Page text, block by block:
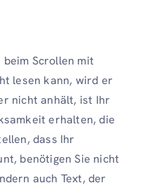
Scrollen mit
lesen kann, wird er
nicht anhält, ist Ihr
erhalten, die
dass Ihr
benötigen Sie nicht
auch Text, der